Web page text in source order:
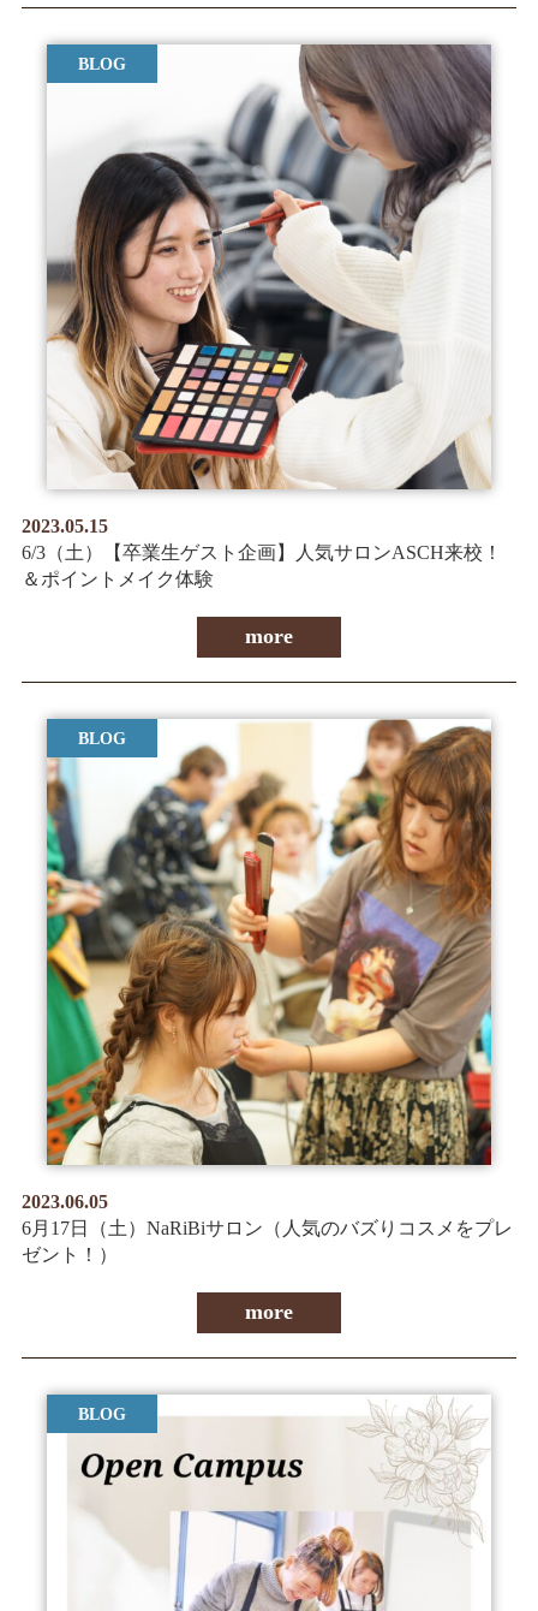
BLOG
2023.05.15
6/3（土）【卒業生ゲスト企画】人気サロンASCH来校！
＆ポイントメイク体験
more
BLOG
2023.06.05
6月17日（土）NaRiBiサロン（人気のバズりコスメをプレ
ゼント！）
more
BLOG